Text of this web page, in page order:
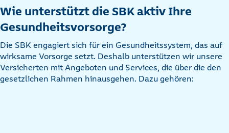
Wie unterstützt die SBK aktiv Ihre
Gesundheitsvorsorge?
Die SBK engagiert sich für ein Gesundheitssystem, das auf
wirksame Vorsorge setzt. Deshalb unterstützen wir unsere
Versicherten mit Angeboten und Services, die über die den
gesetzlichen Rahmen hinausgehen. Dazu gehören: